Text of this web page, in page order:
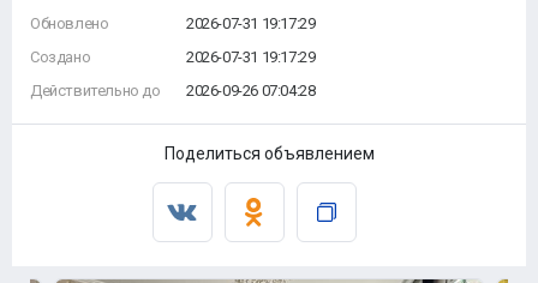
Обновлено
Создано
Действительно до
2026-07-31 19:17:29
2026-07-31 19:17:29
2026-09-26 07:04:28
Поделиться объявлением